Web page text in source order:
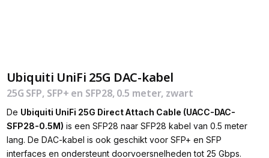
Ubiquiti UniFi 25G DAC-kabel
25G SFP, SFP+ en SFP28, 0.5 meter, zwart
De Ubiquiti UniFi 25G Direct Attach Cable (UACC-DAC-
SFP28-0.5M) is een SFP28 naar SFP28 kabel van 0.5 meter
lang. De DAC-kabel is ook geschikt voor SFP+ en SFP
interfaces en ondersteunt doorvoersnelheden tot 25 Gbps.